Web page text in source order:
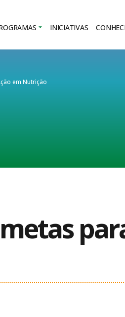
INICIATIVAS
em Nutrição